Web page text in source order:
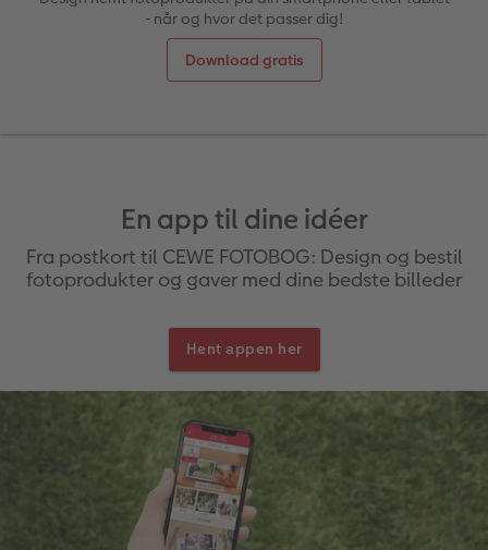
Panoramaside
Forstørrelse på fotopapir
Billede på aluminiumsplade
Billede på træ
Fotoplakat med kort
Fotocollage
hexxas
Flerdelt vægbillede
Fotopanel
Tekstiler
Fyld-selv gaveæske
Kæledyr
Design selv
Kort med fotoindstik
Menukort
Direkte forsendelse
Digitalt festkort
Valgmuligheder
- når og hvor det passer dig!
Download gratis
En app til dine idéer
Fra postkort til CEWE FOTOBOG: Design og bestil
fotoprodukter og gaver med dine bedste billeder
Hent appen her